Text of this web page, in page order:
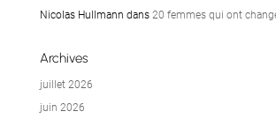
Nicolas Hullmann dans 20 femmes qui ont
Archives
juillet 2026
juin 2026